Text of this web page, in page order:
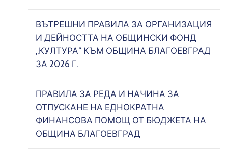
ВЪТРЕШНИ ПРАВИЛА ЗА ОРГАНИЗАЦИЯ
И ДЕЙНОСТТА НА ОБЩИНСКИ ФОНД
„КУЛТУРА“ КЪМ ОБЩИНА БЛАГОЕВГРАД
ЗА 2026 Г.
ПРАВИЛА ЗА РЕДА И НАЧИНА ЗА
ОТПУСКАНЕ НА ЕДНОКРАТНА
ФИНАНСОВА ПОМОЩ ОТ БЮДЖЕТА НА
ОБЩИНА БЛАГОЕВГРАД